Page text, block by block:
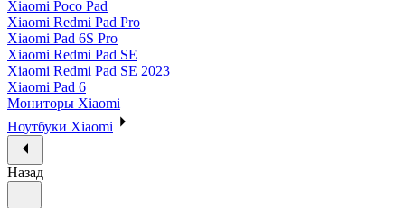
Xiaomi Poco Pad
Xiaomi Redmi Pad Pro
Xiaomi Pad 6S Pro
Xiaomi Redmi Pad SE
Xiaomi Redmi Pad SE 2023
Xiaomi Pad 6
Мониторы Xiaomi
Ноутбуки Xiaomi
Назад